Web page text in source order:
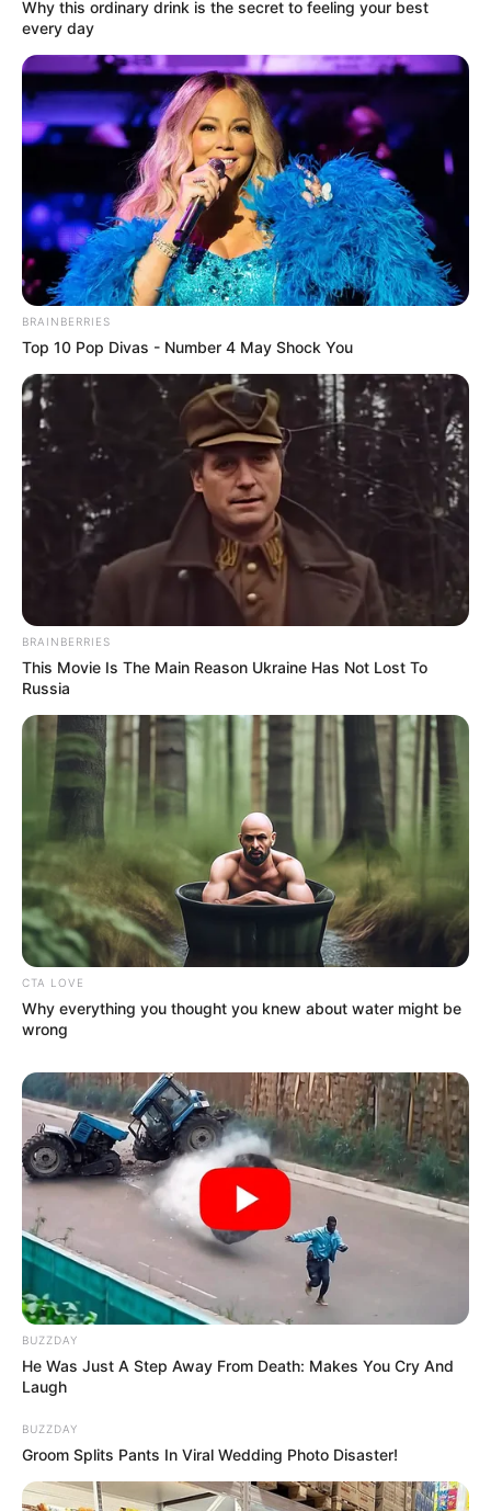
Why this ordinary drink is the secret to feeling your best
every day
BRAINBERRIES
Top 10 Pop Divas - Number 4 May Shock You
BRAINBERRIES
This Movie Is The Main Reason Ukraine Has Not Lost To
Russia
CTA LOVE
Why everything you thought you knew about water might be
wrong
BUZZDAY
He Was Just A Step Away From Death: Makes You Cry And
Laugh
BUZZDAY
Groom Splits Pants In Viral Wedding Photo Disaster!